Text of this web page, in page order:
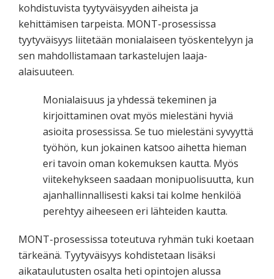
kohdistuvista tyytyväisyyden aiheista ja
kehittämisen tarpeista. MONT-prosessissa
tyytyväisyys liitetään monialaiseen työskentelyyn ja
sen mahdollistamaan tarkastelujen laaja-
alaisuuteen.
Monialaisuus ja yhdessä tekeminen ja
kirjoittaminen ovat myös mielestäni hyviä
asioita prosessissa. Se tuo mielestäni syvyyttä
työhön, kun jokainen katsoo aihetta hieman
eri tavoin oman kokemuksen kautta. Myös
viitekehykseen saadaan monipuolisuutta, kun
ajanhallinnallisesti kaksi tai kolme henkilöä
perehtyy aiheeseen eri lähteiden kautta.
MONT-prosessissa toteutuva ryhmän tuki koetaan
tärkeänä. Tyytyväisyys kohdistetaan lisäksi
aikataulutusten osalta heti opintojen alussa